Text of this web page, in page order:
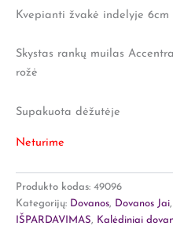
Kvepianti žvakė indelyje 6cm
Skystas rankų muilas
rožė
Supakuota dėžutėje
Neturime
Produkto kodas: 49096
Kategorijų: Dovanos, Dovanos Jai,
IŠPARDAVIMAS, Kalėdiniai